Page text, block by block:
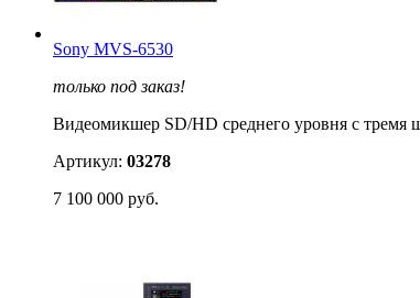
Sony MVS-6530
только под заказ!
Видеомикшер SD/HD среднего уровня с
Артикул: 03278
7 100 000 руб.